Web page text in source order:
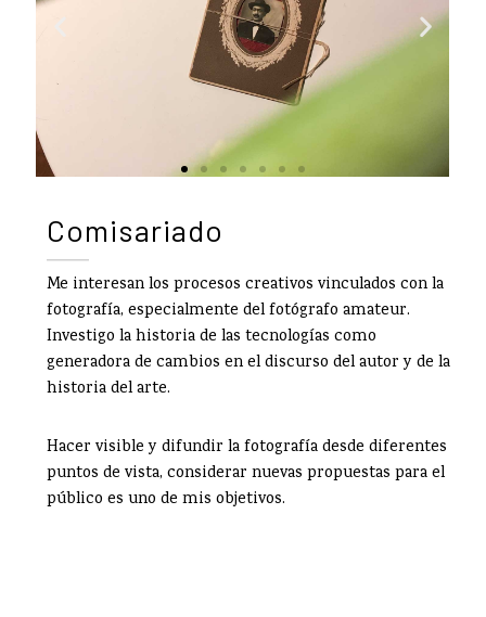
Comisariado
Me interesan los procesos creativos vinculados con la
fotografía, especialmente del fotógrafo amateur.
Investigo la historia de las tecnologías como
generadora de cambios en el discurso del autor y de la
historia del arte.
Hacer visible y difundir la fotografía desde diferentes
puntos de vista, considerar nuevas propuestas para el
público es uno de mis objetivos.